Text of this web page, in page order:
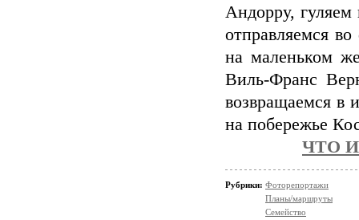
Андорру,
отправляемся
на маленьком
Виль-Франс
возвращаемся в
на побережье
ЧТО
Рубрики: Фоторепортажи
Планы/маршруты
Семейство